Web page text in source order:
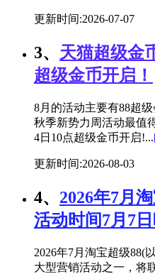
更新时间:2026-07-07
3、 天猫超级金
超级金币开启！
8月的活动主要有88超
秋季新势力周活动最值
4日10点超级金币开启!...
更新时间:2026-08-03
4、 2026年7月
活动时间7月7
2026年7月淘宝超级88(
大型营销活动之一，将